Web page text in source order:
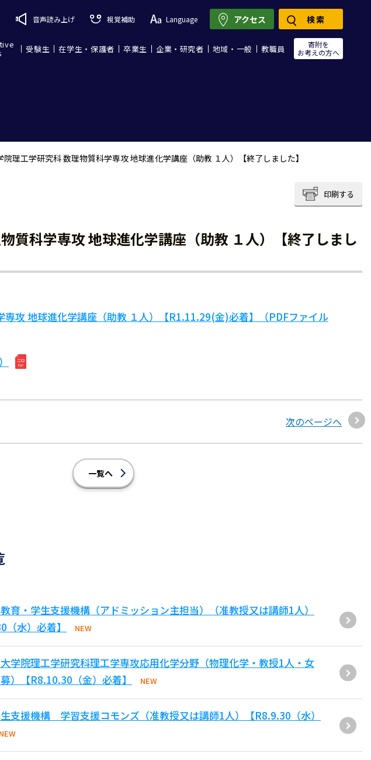
音声読み上げ 視覚補助 Language
受験生 在学生・保護者 卒業生 企業・研究者 地域・一般 教職員
寄附を
お考えの方へ
アクセス 検索
院理工学研究科 数理物質科学専攻 地球進化学講座（助教 １人）【終了しました】
印刷する
質科学専攻 地球進化学講座（助教 １人）【終了しまし
専攻 地球進化学講座（助教 １人）【R1.11.29(金)必着】（PDFファイル
次のページへ
一覧へ
育・学生支援機構（アドミッション主担当）（准教授又は講師1人）
（水）必着】
NEW
学院理工学研究科理工学専攻応用化学分野（物理化学・教授1人・女
）【R8.10.30（金）必着】
NEW
支援機構 学習支援コモンズ（准教授又は講師1人）【R8.9.30（水）
NEW